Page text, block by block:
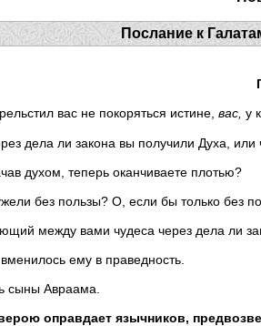
Послание к
вас не покоряться истине, вас, у
дела ли закона вы получили Духа,
духом, теперь оканчиваете плотью?
без пользы? О, если бы только без
между вами чудеса через дела ли
ему в праведность.
сыны Авраама.
оправдает язычников,